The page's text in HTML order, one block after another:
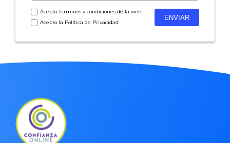
AceptoTérminos y condicionesde la web
Acepto la Política de Privacidad